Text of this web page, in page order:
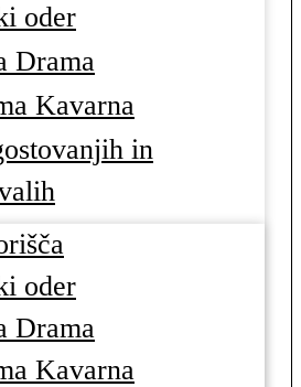
oder
Drama
Kavarna
in
oder
Drama
Kavarna